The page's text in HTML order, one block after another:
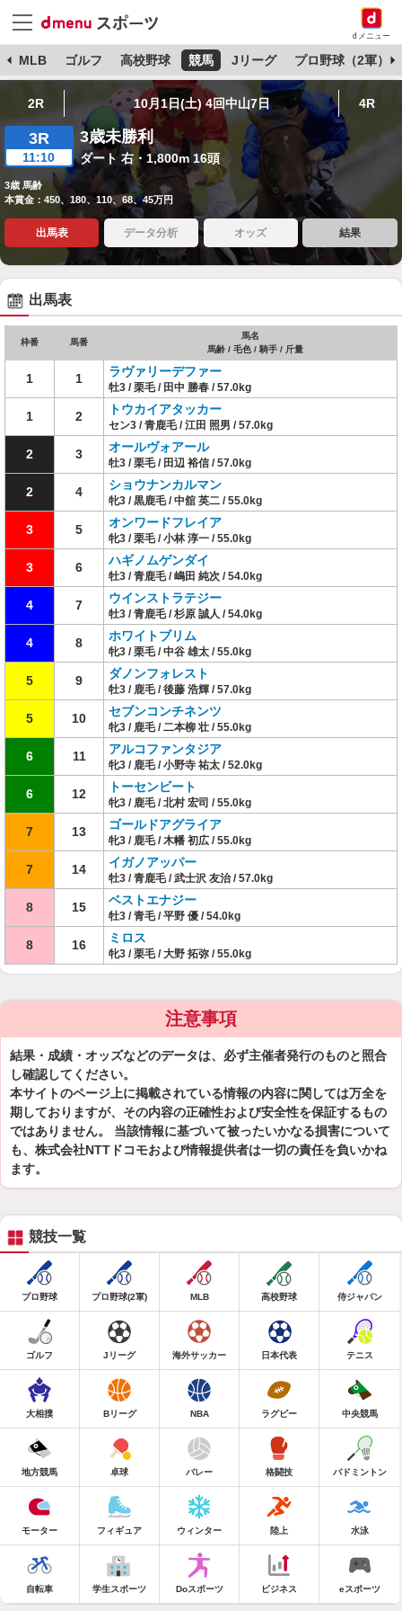
dメニュー
MLB ゴルフ 高校野球 競馬 Jリーグ プロ野球（2軍）
2R 10月1日(土) 4回中山7日 4R
3R
11:10
3歳未勝利
ダート 右・1,800m 16頭
3歳 馬齢
本賞金：450、180、110、68、45万円
出馬表 データ分析 オッズ 結果
出馬表
枠番 馬番
馬名
馬齢 / 毛色 / 騎手 / 斤量
1 1 ラヴァリーデファー
牡3 / 栗毛 / 田中 勝春 / 57.0kg
1 2 トウカイアタッカー
セン3 / 青鹿毛 / 江田 照男 / 57.0kg
2 3 オールヴォアール
牡3 / 栗毛 / 田辺 裕信 / 57.0kg
2 4 ショウナンカルマン
牝3 / 黒鹿毛 / 中舘 英二 / 55.0kg
3 5 オンワードフレイア
牝3 / 栗毛 / 小林 淳一 / 55.0kg
3 6 ハギノムゲンダイ
牡3 / 青鹿毛 / 嶋田 純次 / 54.0kg
4 7 ウインストラテジー
牡3 / 青鹿毛 / 杉原 誠人 / 54.0kg
4 8 ホワイトブリム
牝3 / 栗毛 / 中谷 雄太 / 55.0kg
5 9 ダノンフォレスト
牡3 / 鹿毛 / 後藤 浩輝 / 57.0kg
5 10 セブンコンチネンツ
牝3 / 鹿毛 / 二本柳 壮 / 55.0kg
6 11 アルコファンタジア
牝3 / 鹿毛 / 小野寺 祐太 / 52.0kg
6 12 トーセンビート
牝3 / 鹿毛 / 北村 宏司 / 55.0kg
7 13 ゴールドアグライア
牝3 / 鹿毛 / 木幡 初広 / 55.0kg
7 14 イガノアッパー
牡3 / 青鹿毛 / 武士沢 友治 / 57.0kg
8 15 ベストエナジー
牡3 / 青毛 / 平野 優 / 54.0kg
8 16 ミロス
牝3 / 栗毛 / 大野 拓弥 / 55.0kg
注意事項
結果・成績・オッズなどのデータは、必ず主催者発行のものと照合
し確認してください。
本サイトのページ上に掲載されている情報の内容に関しては万全を
期しておりますが、その内容の正確性および安全性を保証するもの
ではありません。 当該情報に基づいて被ったいかなる損害について
も、株式会社NTTドコモおよび情報提供者は一切の責任を負いかね
ます。
競技一覧
プロ野球 プロ野球(2軍) MLB 高校野球 侍ジャパン
ゴルフ Jリーグ 海外サッカー 日本代表 テニス
大相撲 Bリーグ NBA ラグビー 中央競馬
地方競馬 卓球 バレー 格闘技 バドミントン
モーター フィギュア ウィンター 陸上 水泳
自転車 学生スポーツ Doスポーツ ビジネス eスポーツ